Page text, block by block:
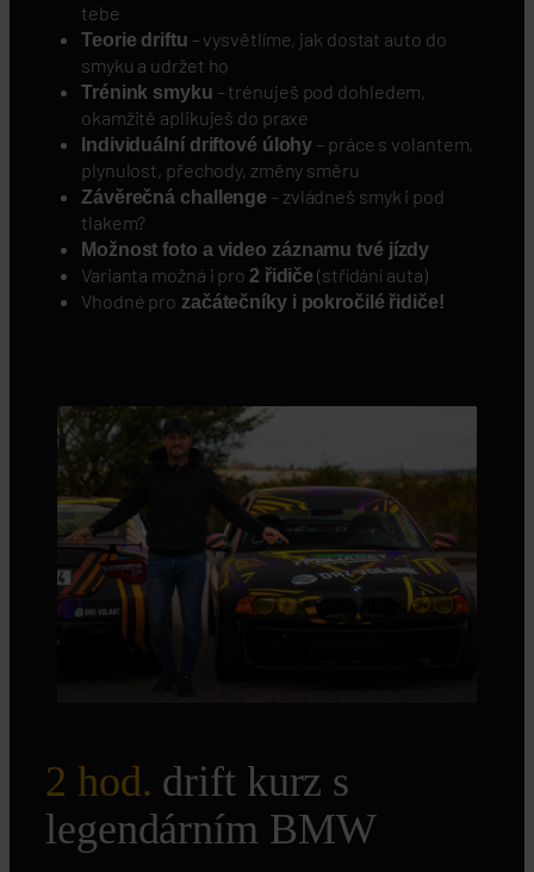
tebe
Teorie driftu – vysvětlíme, jak dostat auto do
smyku a udržet ho
Trénink smyku – trénuješ pod dohledem,
okamžitě aplikuješ do praxe
Individuální driftové úlohy – práce s volantem,
plynulost, přechody, změny směru
Závěrečná challenge – zvládneš smyk i pod
tlakem?
Možnostfoto a video záznamu tvé jízdy
Varianta možná i pro 2 řidiče (střídání auta)
Vhodné pro začátečníky i pokročilé řidiče!
2 hod. drift kurz s
legendárním BMW